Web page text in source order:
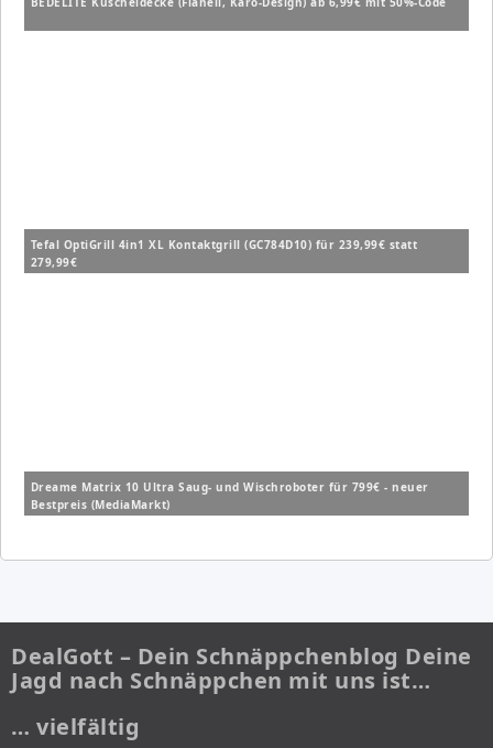
Tefal OptiGrill 4in1 XL Kontaktgrill (GC784D10) für 239,99€ statt
279,99€
Dreame Matrix 10 Ultra Saug- und Wischroboter für 799€ - neuer
Bestpreis (MediaMarkt)
DealGott – Dein Schnäppchenblog Deine
Jagd nach Schnäppchen mit uns ist…
… vielfältig